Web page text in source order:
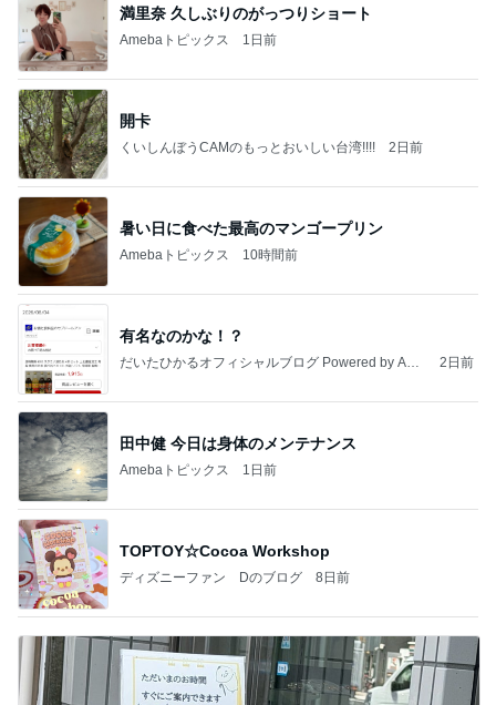
満里奈 久しぶりのがっつりショート
Amebaトピックス 1日前
開卡
くいしんぼうCAMのもっとおいしい台湾!!!! 2日前
暑い日に食べた最高のマンゴープリン
Amebaトピックス 10時間前
有名なのかな！？
だいたひかるオフィシャルブログ Powered by Ame
2日前
田中健 今日は身体のメンテナンス
Amebaトピックス 1日前
TOPTOY☆Cocoa Workshop
ディズニーファン Dのブログ 8日前